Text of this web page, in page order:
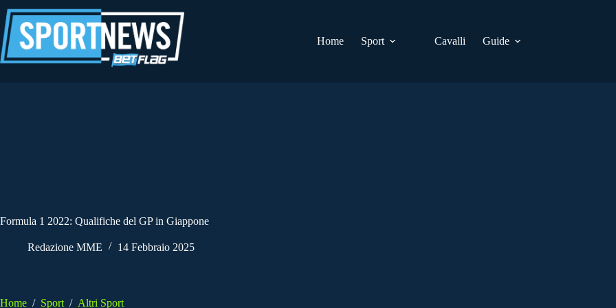
al
contenuto
Home
Sport Cavalli Guide
Formula 1 2022: Qualifiche del GP in Giappone
Redazione MME 14 Febbraio 2025
Home / Sport / Altri Sport